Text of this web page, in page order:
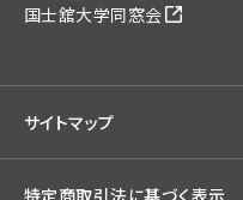
国士舘大学同窓会
サイトマップ
特定商取引法に基づく表示